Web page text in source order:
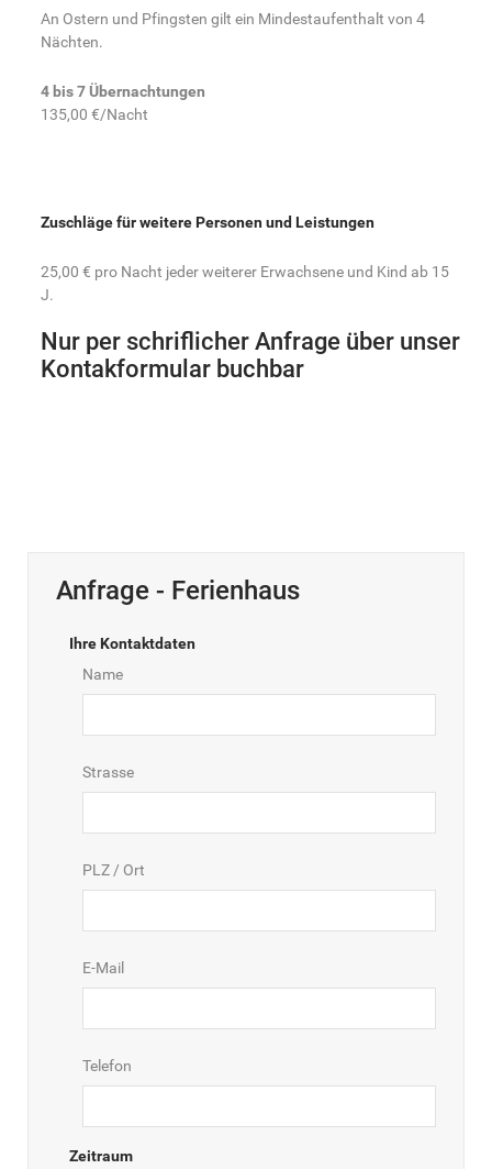
An Ostern und Pfingsten gilt ein Mindestaufenthalt von 4
Nächten.
4 bis 7 Übernachtungen
135,00 €/Nacht
Zuschläge für weitere Personen und Leistungen
25,00 € pro Nacht jeder weiterer Erwachsene und Kind ab 15
J.
Nur per schriflicher Anfrage über unser
Kontakformular buchbar
Anfrage - Ferienhaus
Ihre Kontaktdaten
Name
Strasse
PLZ / Ort
E-Mail
Telefon
Zeitraum